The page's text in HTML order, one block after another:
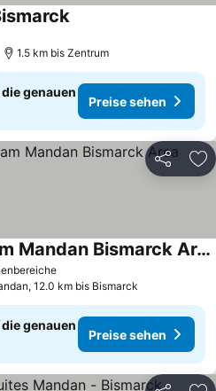
Preise sehen
1.5 km bis Zentrum
genauen
Preise sehen
Teilen
Preise sehen
Days Inn by Wyndham Mandan Bismarck Area
12.0 km bis Bismarck
genauen
Preise sehen